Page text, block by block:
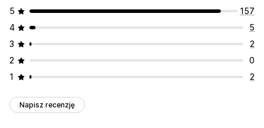
5
157
4
5
3
2
2
0
1
2
Napisz recenzję